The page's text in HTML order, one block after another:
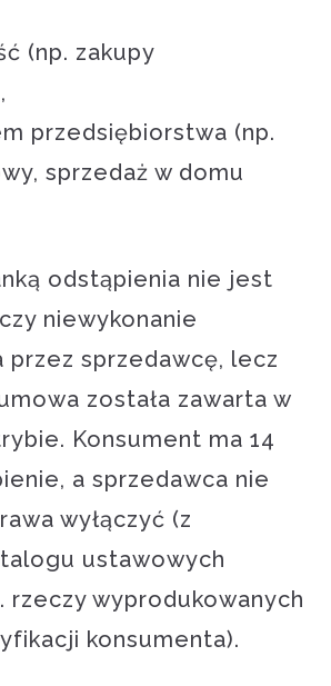
(np. zakupy
przedsiębiorstwa (np.
sprzedaż w domu
odstąpienia nie jest
niewykonanie
przez sprzedawcę, lecz
została zawarta w
Konsument ma 14
a sprzedawca nie
wyłączyć (z
ustawowych
rzeczy wyprodukowanych
konsumenta).